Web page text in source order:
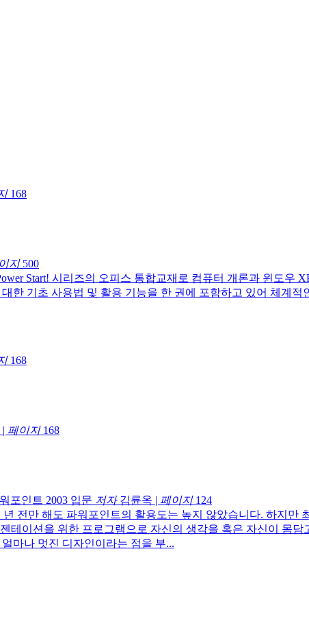
168
지500
Start! 시리즈의 오피스 통합교재로 컴퓨터 개론과 윈도우
한 기초 사용법 및 활용 기능을 한 권에 포함하고 있어 체계
168
| 페이지168
포인트 2003 입문 저자김륜옥 | 페이지124
년 전만 해도 파워포인트의 활용도는 높지 않았습니다. 하지만
테이션을 위한 프로그램으로 자신의 생각을 혹은 자신이 몸
마나 멋진 디자인이라는 점을 부...